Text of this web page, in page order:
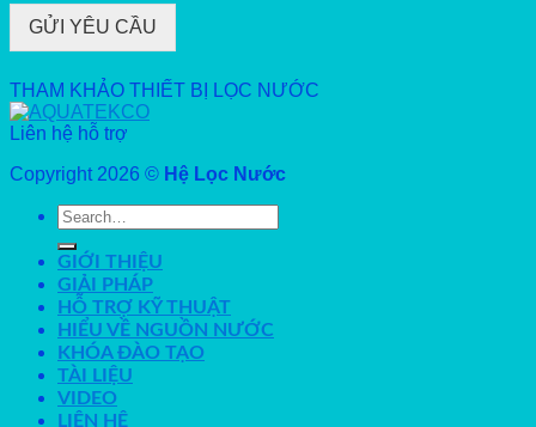
GỬI YÊU CẦU
THAM KHẢO THIẾT BỊ LỌC NƯỚC
Liên hệ hỗ trợ
Copyright 2026 © Hệ Lọc Nước
Search
for:
GIỚI THIỆU
GIẢI PHÁP
HỖ TRỢ KỸ THUẬT
HIỂU VỀ NGUỒN NƯỚC
KHÓA ĐÀO TẠO
TÀI LIỆU
VIDEO
LIÊN HỆ